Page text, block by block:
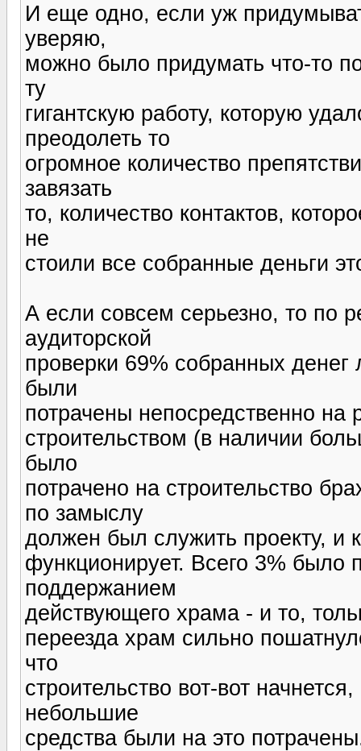
И еще одно, если уж
уверяю,
можно было придумать что-то
ту
гигантскую работу, которую
преодолеть то
огромное количество
завязать
то, количество контактов,
не
стоили все собранные деньги
А если совсем серьезно, то по
аудиторской
проверки 69% собранных
были
потрачены непосредственно на
строительством (в наличии
было
потрачено на строительство
по замыслу
должен был служить проекту, и
функционирует. Всего 3% было
поддержанием
действующего храма - и то,
переезда храм сильно
что
строительство вот-вот
небольшие
средства были на это